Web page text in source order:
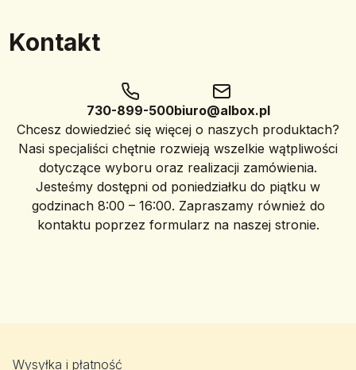
Kontakt
730-899-500biuro@albox.pl
Chcesz dowiedzieć się więcej o naszych produktach?
Nasi specjaliści chętnie rozwieją wszelkie wątpliwości
dotyczące wyboru oraz realizacji zamówienia.
Jesteśmy dostępni od poniedziałku do piątku w
godzinach 8:00 – 16:00. Zapraszamy również do
kontaktu poprzez formularz na naszej stronie.
Wysyłka i płatność